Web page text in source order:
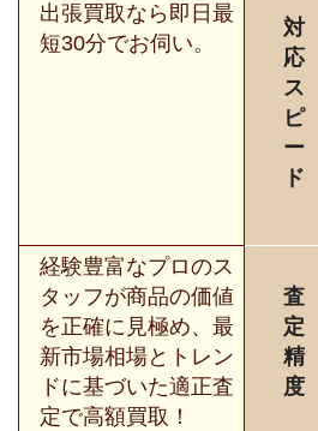
出張買取なら即日最
短30分でお伺い。
対
応
ス
ピ
ー
ド
経験豊富なプロのス
タッフが商品の価値
を正確に見極め、最
新市場相場とトレン
ドに基づいた適正査
定で高額買取！
査
定
精
度